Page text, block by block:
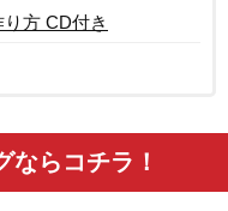
方 CD付き
ならコチラ！